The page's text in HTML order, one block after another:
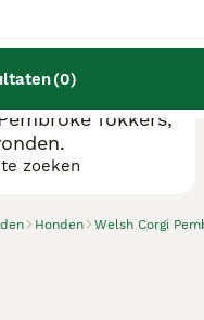
(0)
Honden Welsh Corgi
fokkers,
zoeken